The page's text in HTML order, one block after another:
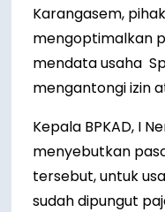
Karangasem,
mengoptimalkan
mendata usaha
mengantongi izin
Kepala BPKAD, I
menyebutkan
tersebut, untuk
sudah dipungut